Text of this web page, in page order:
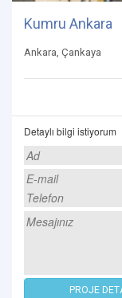
Kumru Ankara
Ankara, Çankaya
Detaylı bilgi istiyorum
PROJE